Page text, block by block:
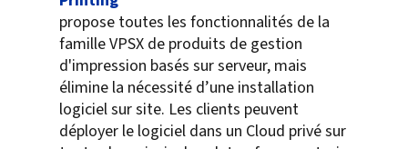
propose toutes les fonctionnalités de la
famille VPSX de produits de gestion
d'impression basés sur serveur, mais
élimine la nécessité d’une installation
logiciel sur site. Les clients peuvent
déployer le logiciel dans un Cloud privé sur